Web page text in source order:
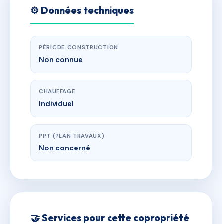
⚙️ Données techniques
PÉRIODE CONSTRUCTION
Non connue
CHAUFFAGE
Individuel
PPT (PLAN TRAVAUX)
Non concerné
🤝 Services pour cette copropriété